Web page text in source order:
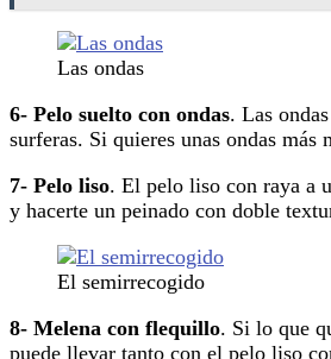
Las ondas
6- Pelo suelto con ondas. Las
surferas. Si quieres unas ondas
7- Pelo liso. El pelo liso con raya a
y hacerte un peinado con doble
El semirrecogido
8- Melena con flequillo. Si lo que
puede llevar tanto con el pelo liso